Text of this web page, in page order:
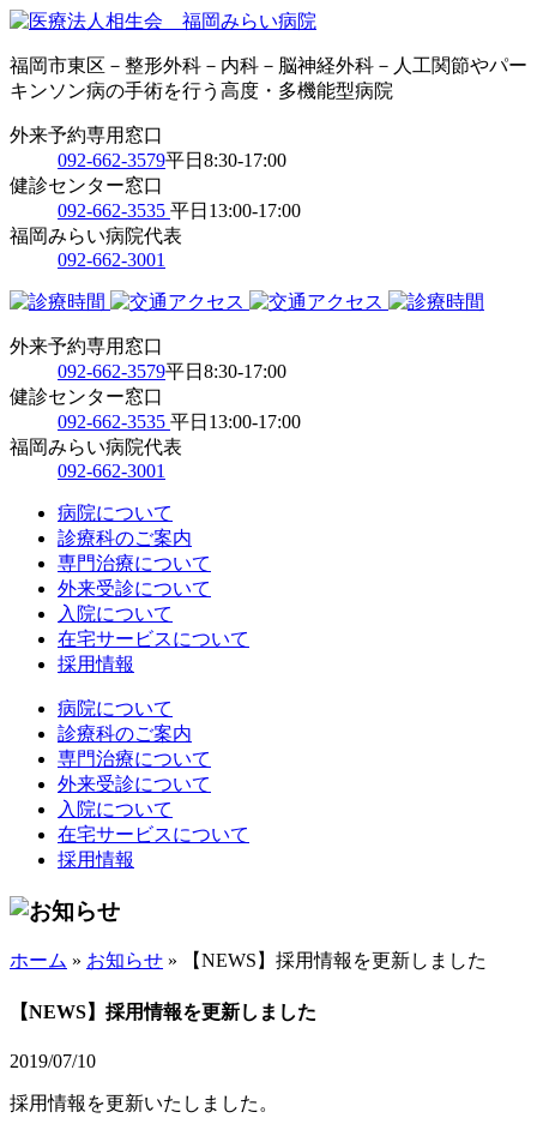
福岡市東区－整形外科－内科－脳神経外科－人工関節やパー
キンソン病の手術を行う高度・多機能型病院
外来予約専用窓口
092-662-3579平日8:30-17:00
健診センター窓口
092-662-3535 平日13:00-17:00
福岡みらい病院代表
092-662-3001
外来予約専用窓口
092-662-3579平日8:30-17:00
健診センター窓口
092-662-3535 平日13:00-17:00
福岡みらい病院代表
092-662-3001
病院について
診療科のご案内
専門治療について
外来受診について
入院について
在宅サービスについて
採用情報
病院について
診療科のご案内
専門治療について
外来受診について
入院について
在宅サービスについて
採用情報
ホーム » お知らせ » 【NEWS】採用情報を更新しました
【NEWS】採用情報を更新しました
2019/07/10
採用情報を更新いたしました。